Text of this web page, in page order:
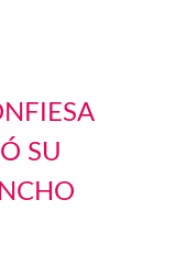
SU